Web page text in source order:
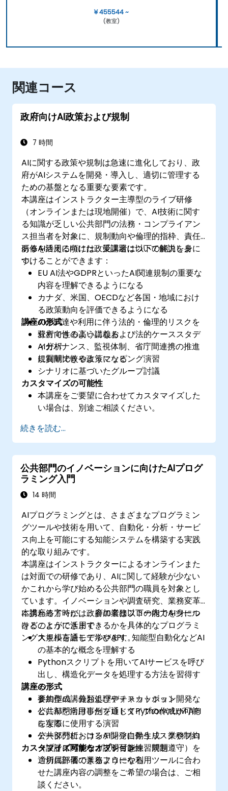
¥ 455544 ~
(教室)
関連コース
政府向けAI政策および規制
7 時間
AIに関する政策や規制は急速に進化しており、政
府がAIシステムを開発・導入し、適切に管理する
ための基盤となる重要な要素です。
本講座はインストラクター主導型のライブ研修
（オンラインまたは現地開催）で、AI技術に関す
る知識が乏しい公共部門の法務・コンプライアン
ス担当者を対象に、規制動向や倫理的指枠、責任
あるAI活用に向けた政策課題について解説しま
す。
研修を終える頃には、受講者は以下の能力を身に
つけることができます：
EU AI法やGDPRといったAI関連規制の重要な
内容を理解できるようになる
カナダ、米国、OECDなど各国・地域におけ
る政策動向を評価できるようになる
AIの調達や利用に伴う法的・倫理的リスクを
分析できるようになる
AIガバナンス、監視体制、省庁間連携の推進
に貢献できるようになる
講座の形式
双方向性の高い講義および法的ケーススタデ
ィ分析
規制間比較や政策マッピング演習
シナリオに基づいたグループ討議
カスタマイズの可能性
本講座をご要望に合わせてカスタマイズした
い場合は、別途ご相談ください。
続きを読む...
公共部門のイノベーションに向けたAIプログ
ラミング入門
14 時間
AIプログラミングとは、さまざまなプログラミン
グツールや技術を用いて、自動化・分析・サービ
ス向上を可能にする知能システムを構築する実践
的な取り組みです。
本講座はインストラクターによるオンラインまた
は対面での研修であり、AIに関して経験が少ない
かこれから学び始める公共部門の職員を対象とし
ています。イノベーションや調査研究、業務変革
に携わる方々が、政府の業務フロー内でAIツール
をどのように活用できるかを具体的なプログラミ
ングスキルを通して学びます。
本講座終了時には、参加者は以下の能力を身につ
けることができます：
大規模言語モデルやAPI、知能型自動化などAI
の基本的な概念を理解する
Pythonスクリプトを用いてAIサービスを呼び
出し、構造化データを処理する方法を習得す
る
要約作成・分類処理やチャットボット開発な
どにAIを活用したプロトタイプの作成が可能
になる
公共部門におけるAI開発に伴うリスクや制約
（プライバシー、説明可能性、規制遵守）を
適切に評価できるようになる
講座の形式
参加型の講義およびディスカッション
公共部門向け事例を通じてPythonやLLM API
を実際に使用する演習
データ分析・コンテンツ自動生成・業務フロ
ー設計に関するガイド付き練習問題
カスタマイズ可能なオプション
ご所属部署の業務フローや利用ツールに合わ
せた講座内容の調整をご希望の場合は、ご相
談ください。